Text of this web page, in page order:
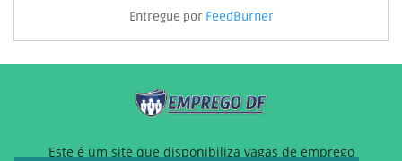
Entregue por FeedBurner
Este é um site que disponibiliza vagas de emprego